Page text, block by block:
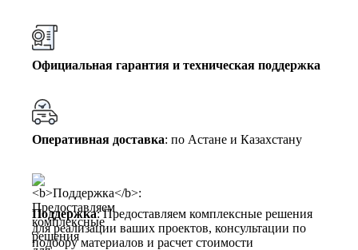
Официальная гарантия и техническая поддержка
Оперативная доставка: по Астане и Казахстану
Поддержка: Предоставляем комплексные решения
для реализации ваших проектов, консультации по
подбору материалов и расчет стоимости